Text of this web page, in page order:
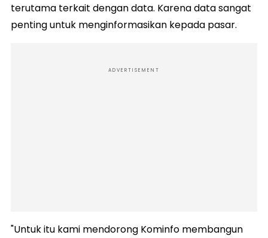
terutama terkait dengan data. Karena data sangat
penting untuk menginformasikan kepada pasar.
ADVERTISEMENT
"Untuk itu kami mendorong Kominfo membangun